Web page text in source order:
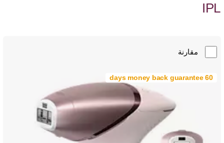
IPL
مقارنة
60 days money back guarantee